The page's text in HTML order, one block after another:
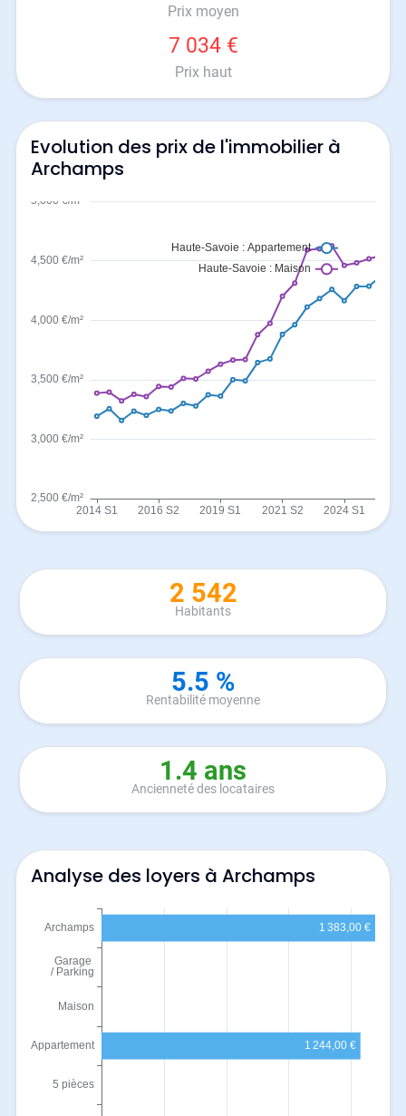
Prix moyen
7 034 €
Prix haut
Evolution des prix de l'immobilier à
Archamps
2 542
Habitants
5.5 %
Rentabilité moyenne
1.4 ans
Ancienneté des locataires
Analyse des loyers à Archamps